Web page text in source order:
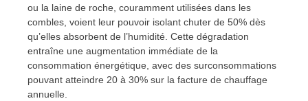
ou la laine de roche, couramment utilisées dans les
combles, voient leur pouvoir isolant chuter de 50% dès
qu’elles absorbent de l’humidité. Cette dégradation
entraîne une augmentation immédiate de la
consommation énergétique, avec des surconsommations
pouvant atteindre 20 à 30% sur la facture de chauffage
annuelle.